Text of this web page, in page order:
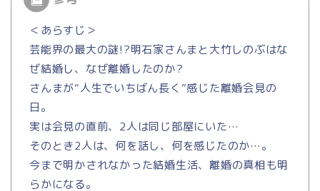
＜あらすじ＞
芸能界の最大の謎!?明石家さんまと大竹しのぶはな
ぜ結婚し、なぜ離婚したのか?
さんまが“人生でいちばん長く”感じた離婚会見の
日。
実は会見の直前、2人は同じ部屋にいた…
そのとき2人は、何を話し、何を感じたのか…。
今まで明かされなかった結婚生活、離婚の真相も明
らかになる。